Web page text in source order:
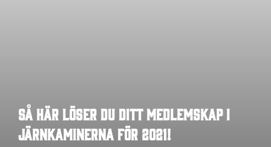
Så här löser du ditt medlemskap i
Järnkaminerna för 2021!